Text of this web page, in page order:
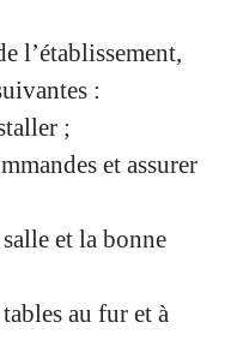
l’établissement,
:
;
et assurer
et la bonne
au fur et à